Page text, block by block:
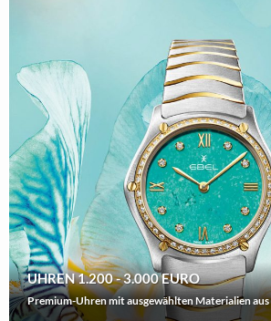
UHREN 1.200 - 3.000 EURO
Premium-Uhren mit ausgewählten Materialien